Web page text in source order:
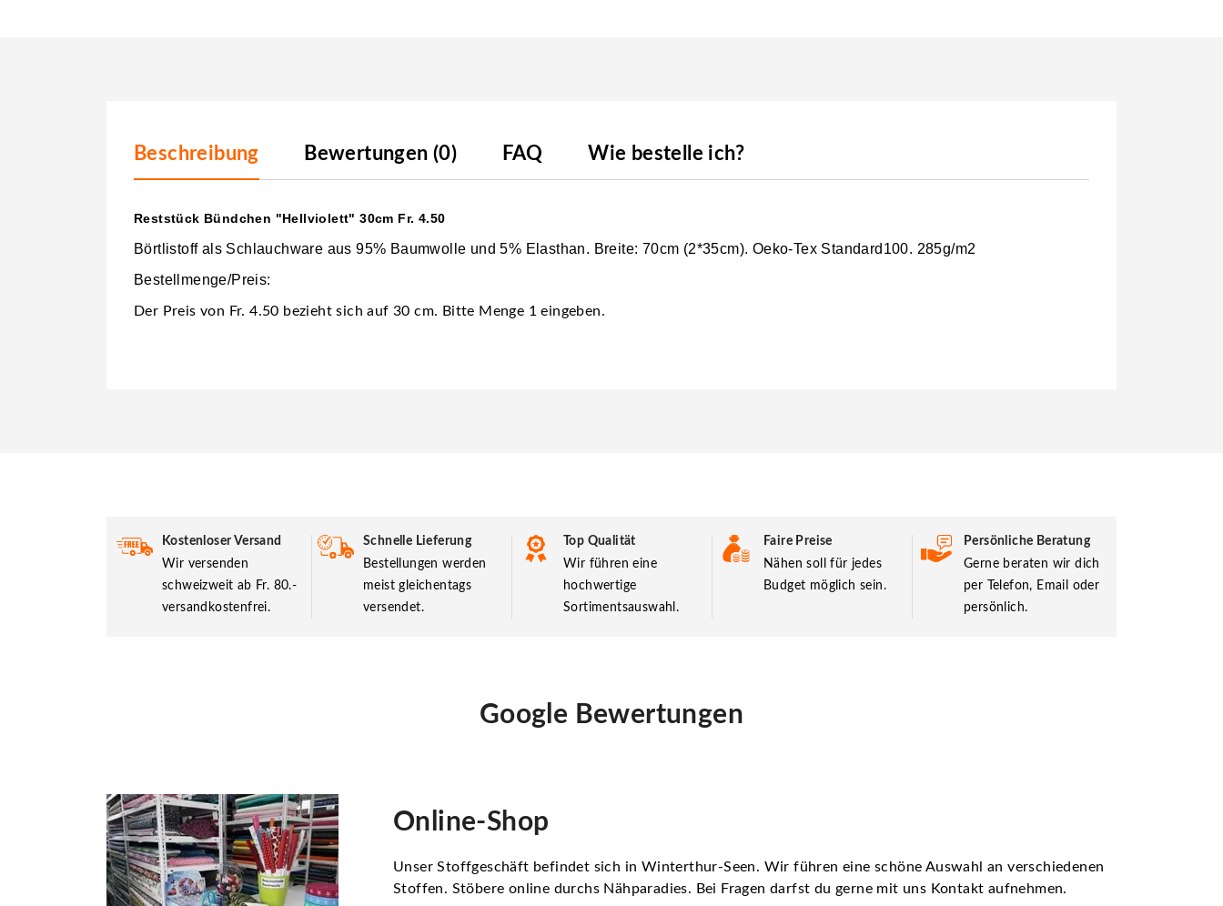
Beschreibung Bewertungen (0) FAQ Wie bestelle ich?
Reststück Bündchen "Hellviolett" 30cm Fr. 4.50
Börtlistoff als Schlauchware aus 95% Baumwolle und 5% Elasthan. Breite: 70cm (2*35cm). Oeko-Tex Standard100. 285g/m2
Bestellmenge/Preis:
Der Preis von Fr. 4.50 bezieht sich auf 30 cm. Bitte Menge 1 eingeben.
Kostenloser Versand
Wir versenden
schweizweit ab Fr. 80.-
versandkostenfrei.
Schnelle Lieferung
Bestellungen werden
meist gleichentags
versendet.
Top Qualität
Wir führen eine
hochwertige
Sortimentsauswahl.
Faire Preise
Nähen soll für jedes
Budget möglich sein.
Persönliche Beratung
Gerne beraten wir dich
per Telefon, Email oder
persönlich.
Google Bewertungen
Online-Shop
Unser Stoffgeschäft befindet sich in Winterthur-Seen. Wir führen eine schöne Auswahl an verschiedenen
Stoffen. Stöbere online durchs Nähparadies. Bei Fragen darfst du gerne mit uns Kontakt aufnehmen.